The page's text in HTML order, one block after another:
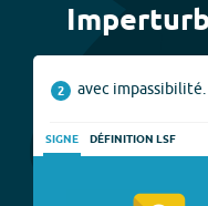
2 avec impassibilité.
SIGNE DÉFINITION LSF